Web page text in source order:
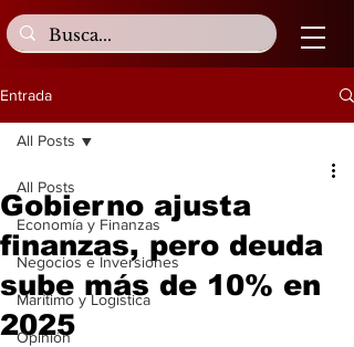
Entrada
All Posts
Economía y Finanzas
Negocios e Inversiones
Marítimo y Logística
Opinión
All Posts
Gobierno ajusta
finanzas, pero deuda
sube más de 10% en
2025